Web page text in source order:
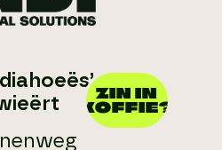
ZIN IN
KOFFIE?